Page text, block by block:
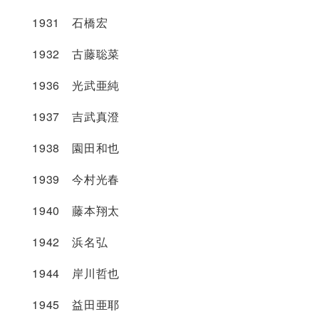
1931 石橋宏
1932 古藤聡菜
1936 光武亜純
1937 吉武真澄
1938 園田和也
1939 今村光春
1940 藤本翔太
1942 浜名弘
1944 岸川哲也
1945 益田亜耶